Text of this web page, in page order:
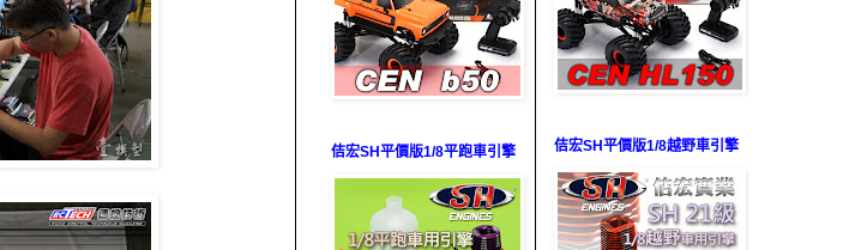
佶宏SH平價版1/8平跑車引擎 佶宏SH平價版1/8越野車引擎